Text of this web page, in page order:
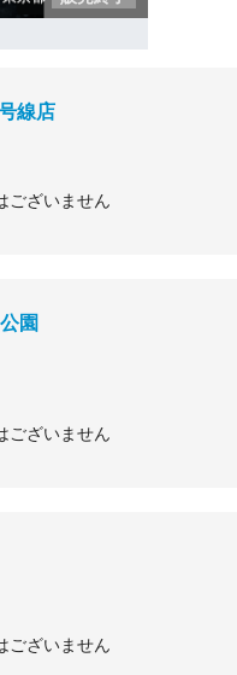
線店
ございません
園
ございません
ございません